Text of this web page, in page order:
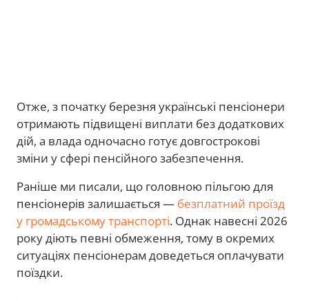
Отже, з початку березня українські пенсіонери
отримають підвищені виплати без додаткових
дій, а влада одночасно готує довгострокові
зміни у сфері пенсійного забезпечення.
Раніше ми писали, що головною пільгою для
пенсіонерів залишається — безплатний проїзд
у громадському транспорті. Однак навесні 2026
року діють певні обмеження, тому в окремих
ситуаціях пенсіонерам доведеться оплачувати
поїздки.